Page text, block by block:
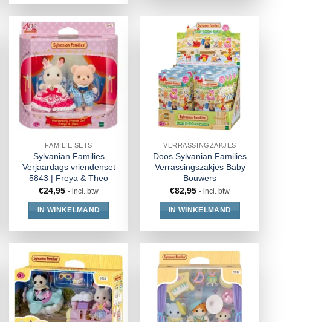
FAMILIE SETS
Sylvanian Families
Verjaardags vriendenset
5843 | Freya & Theo
€24,95 - incl. btw
IN WINKELMAND
VERRASSINGZAKJES
Doos Sylvanian Families
Verrassingszakjes Baby
Bouwers
€82,95 - incl. btw
IN WINKELMAND